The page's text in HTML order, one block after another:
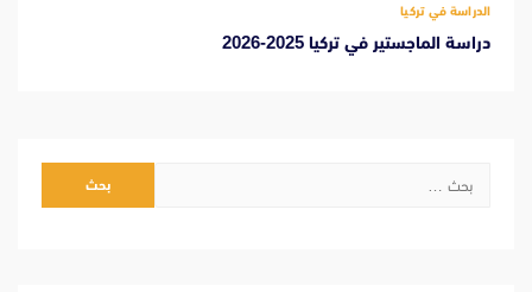
الدراسة في تركيا
دراسة الماجستير في تركيا 2025-2026
البحث